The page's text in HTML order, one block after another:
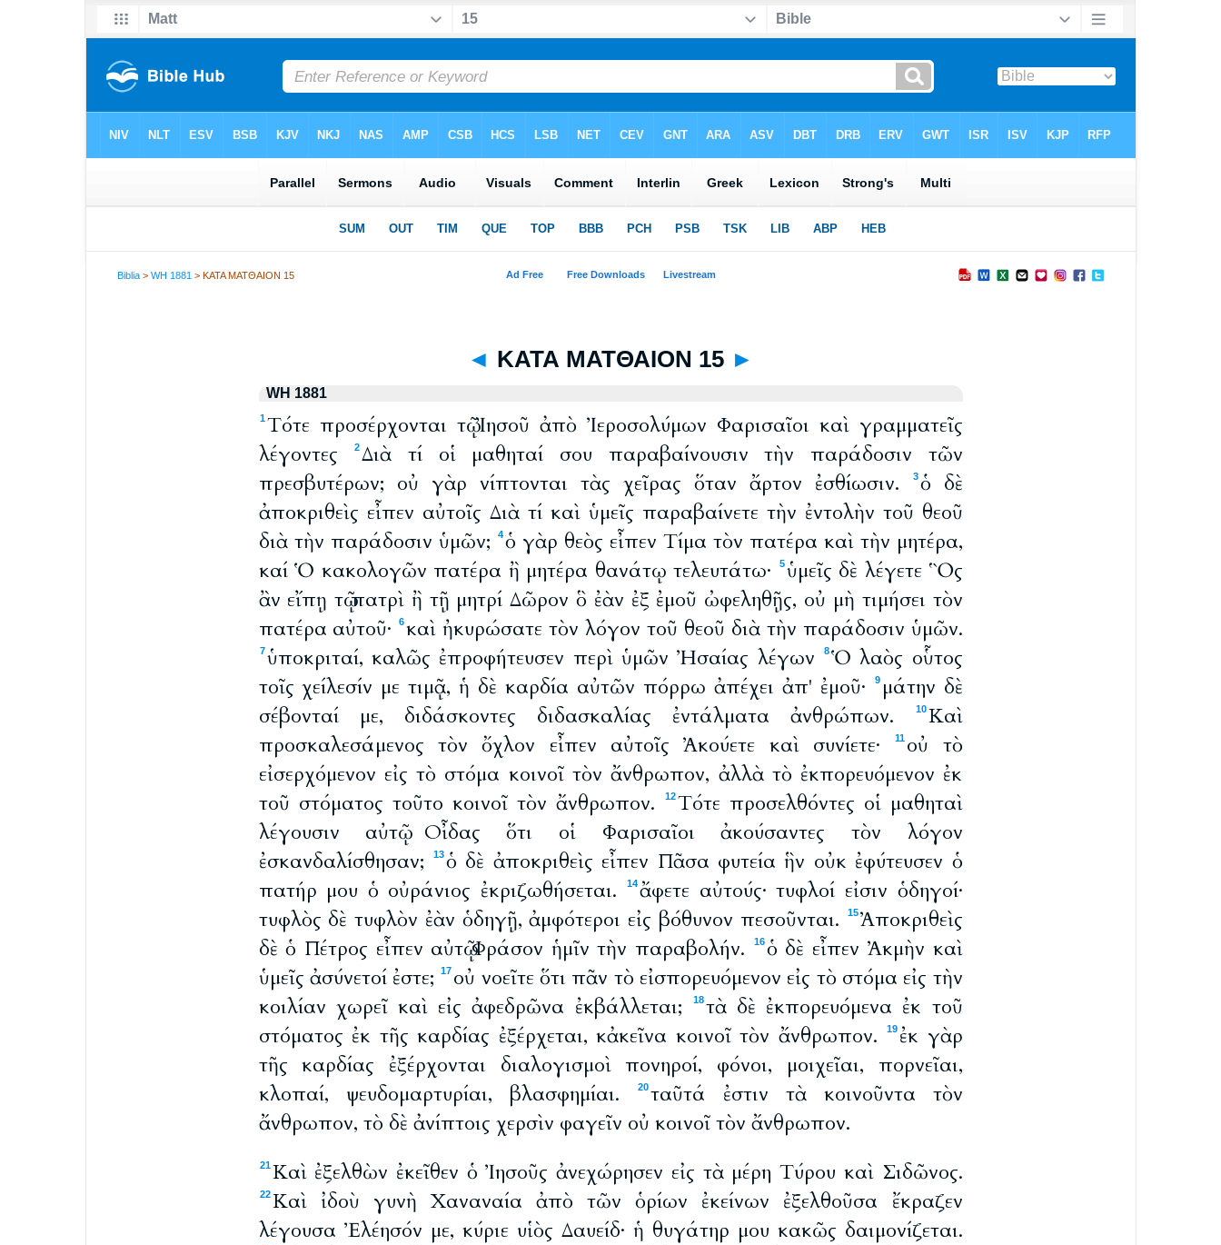
Biblia >WH 1881 > ΚΑΤΑ ΜΑΤΘΑΙΟΝ 15
◄ ΚΑΤΑ ΜΑΤΘΑΙΟΝ 15 ►
WH 1881
1 Τότε προσέρχονται τῷ Ἰησοῦ ἀπὸ Ἰεροσολύμων Φαρισαῖοι καὶ γραμματεῖς
λέγοντες
2Διὰ τί οἱ μαθηταί σου παραβαίνουσιν τὴν παράδοσιν τῶν
πρεσβυτέρων; οὐ γὰρ νίπτονται τὰς χεῖρας ὅταν ἄρτον ἐσθίωσιν.
3 ὁ δὲ
ἀποκριθεὶς εἶπεν αὐτοῖς Διὰ τί καὶ ὑμεῖς παραβαίνετε τὴν ἐντολὴν τοῦ θεοῦ
διὰ τὴν παράδοσιν ὑμῶν;
4 ὁ γὰρ θεὸς εἶπεν Τίμα τὸν πατέρα καὶ τὴν μητέρα,
καί Ὁ κακολογῶν πατέρα ἢ μητέρα θανάτῳ τελευτάτω·
5ὑμεῖς δὲ λέγετε Ὃς
ἂν εἴπῃ τῷ πατρὶ ἢ τῇ μητρί Δῶρον ὃ ἐὰν ἐξ ἐμοῦ ὠφεληθῇς, οὐ μὴ τιμήσει τὸν
πατέρα αὐτοῦ·
6καὶ ἠκυρώσατε τὸν λόγον τοῦ θεοῦ διὰ τὴν παράδοσιν ὑμῶν.
7 ὑποκριταί, καλῶς ἐπροφήτευσεν περὶ ὑμῶν Ἠσαίας λέγων 8Ὁ λαὸς οὗτος
τοῖς χείλεσίν με τιμᾷ, ἡ δὲ καρδία αὐτῶν πόρρω ἀπέχει ἀπ' ἐμοῦ·
9 μάτην δὲ
σέβονταί με, διδάσκοντες διδασκαλίας ἐντάλματα ἀνθρώπων.
10 Καὶ
προσκαλεσάμενος τὸν ὄχλον εἶπεν αὐτοῖς Ἀκούετε καὶ συνίετε·
11 οὐ τὸ
εἰσερχόμενον εἰς τὸ στόμα κοινοῖ τὸν ἄνθρωπον, ἀλλὰ τὸ ἐκπορευόμενον ἐκ
τοῦ στόματος τοῦτο κοινοῖ τὸν ἄνθρωπον.
12 Τότε προσελθόντες οἱ μαθηταὶ
λέγουσιν αὐτῷ Οἶδας ὅτι οἱ Φαρισαῖοι ἀκούσαντες τὸν λόγον
ἐσκανδαλίσθησαν;
13ὁ δὲ ἀποκριθεὶς εἶπεν Πᾶσα φυτεία ἣν οὐκ ἐφύτευσεν ὁ
πατήρ μου ὁ οὐράνιος ἐκριζωθήσεται.
14ἄφετε αὐτούς· τυφλοί εἰσιν ὁδηγοί·
τυφλὸς δὲ τυφλὸν ἐὰν ὁδηγῇ, ἀμφότεροι εἰς βόθυνον πεσοῦνται.
15 Ἀποκριθεὶς
δὲ ὁ Πέτρος εἶπεν αὐτῷ Φράσον ἡμῖν τὴν παραβολήν.
16ὁ δὲ εἶπεν Ἀκμὴν καὶ
ὑμεῖς ἀσύνετοί ἐστε;
17 οὐ νοεῖτε ὅτι πᾶν τὸ εἰσπορευόμενον εἰς τὸ στόμα εἰς τὴν
κοιλίαν χωρεῖ καὶ εἰς ἀφεδρῶνα ἐκβάλλεται;
18τὰ δὲ ἐκπορευόμενα ἐκ τοῦ
στόματος ἐκ τῆς καρδίας ἐξέρχεται, κἀκεῖνα κοινοῖ τὸν ἄνθρωπον.
19 ἐκ γὰρ
τῆς καρδίας ἐξέρχονται διαλογισμοὶ πονηροί, φόνοι, μοιχεῖαι, πορνεῖαι,
κλοπαί, ψευδομαρτυρίαι, βλασφημίαι.
20 ταῦτά ἐστιν τὰ κοινοῦντα τὸν
ἄνθρωπον, τὸ δὲ ἀνίπτοις χερσὶν φαγεῖν οὐ κοινοῖ τὸν ἄνθρωπον.
21 Καὶ ἐξελθὼν ἐκεῖθεν ὁ Ἰησοῦς ἀνεχώρησεν εἰς τὰ μέρη Τύρου καὶ Σιδῶνος.
22 Καὶ ἰδοὺ γυνὴ Χαναναία ἀπὸ τῶν ὁρίων ἐκείνων ἐξελθοῦσα ἔκραζεν
λέγουσα Ἐλέησόν με, κύριε υἱὸς Δαυείδ· ἡ θυγάτηρ μου κακῶς δαιμονίζεται.